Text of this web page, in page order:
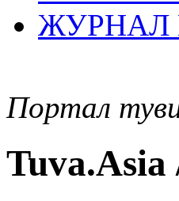
ЖУРНАЛ
Портал